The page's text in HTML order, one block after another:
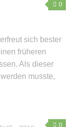
0
sich bester
früheren
Als dieser
musste,
0